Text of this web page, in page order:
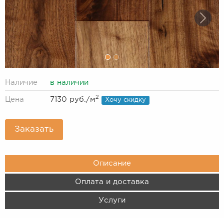
Наличие в наличии
Цена 7130 руб./м2 Хочу скидку
Заказать
Описание
Оплата и доставка
Услуги